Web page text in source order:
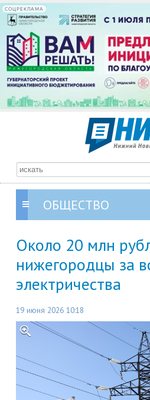
СОЦРЕКЛАМА
ОБЩЕСТВО
Около 20 млн
нижегородцы за
электричества
19 июня 2026 10:18